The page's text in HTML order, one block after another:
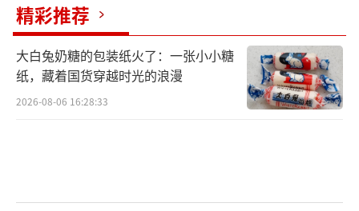
精彩推荐
大白兔奶糖的包装纸火了：一张小小糖
纸，藏着国货穿越时光的浪漫
2026-08-06 16:28:33